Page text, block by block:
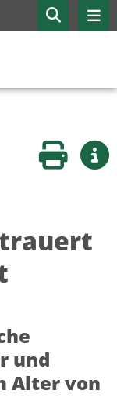
Seite
und
Alter von